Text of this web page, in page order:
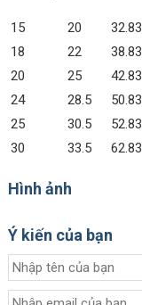
15 20 32.83
18
22 38.83
20
25 42.83
24
28.5 50.83
25
30.5 52.83
30
33.5 62.83
Hình ảnh
Ý kiến của bạn